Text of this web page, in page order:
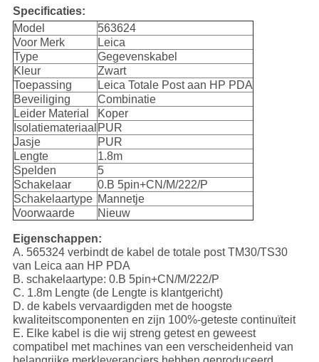
Specificaties:
Model
563624
Voor Merk
Leica
Type
Gegevenskabel
Kleur
Zwart
Toepassing
Leica Totale Post aan HP PDA
Beveiliging
Combinatie
Leider Material
Koper
Isolatiemateriaal PUR
Jasje
PUR
Lengte
1.8m
Spelden
5
Schakelaar
0.B 5pin+CN/M/222/P
Schakelaartype Mannetje
Voorwaarde
Nieuw
Eigenschappen:
A. 565324 verbindt de kabel de totale post TM30/TS30
van Leica aan HP PDA
B. schakelaartype: 0.B 5pin+CN/M/222/P
C. 1.8m Lengte (de Lengte is klantgericht)
D. de kabels vervaardigden met de hoogste
kwaliteitscomponenten en zijn 100%-geteste continuïteit
E. Elke kabel is die wij streng getest en geweest
compatibel met machines van een verscheidenheid van